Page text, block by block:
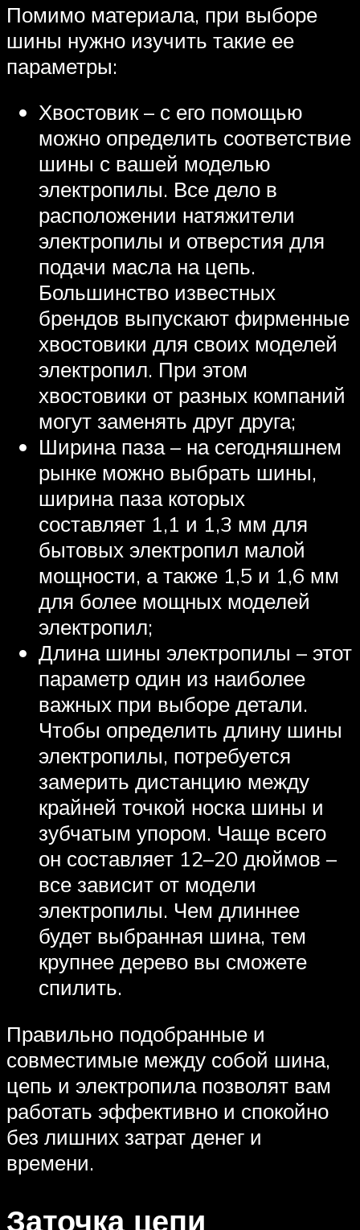
Помимо материала, при выборе
шины нужно изучить такие ее
параметры:
Хвостовик – с его помощью
можно определить соответствие
шины с вашей моделью
электропилы. Все дело в
расположении натяжители
электропилы и отверстия для
подачи масла на цепь.
Большинство известных
брендов выпускают фирменные
хвостовики для своих моделей
электропил. При этом
хвостовики от разных компаний
могут заменять друг друга;
Ширина паза – на сегодняшнем
рынке можно выбрать шины,
ширина паза которых
составляет 1,1 и 1,3 мм для
бытовых электропил малой
мощности, а также 1,5 и 1,6 мм
для более мощных моделей
электропил;
Длина шины электропилы – этот
параметр один из наиболее
важных при выборе детали.
Чтобы определить длину шины
электропилы, потребуется
замерить дистанцию между
крайней точкой носка шины и
зубчатым упором. Чаще всего
он составляет 12–20 дюймов –
все зависит от модели
электропилы. Чем длиннее
будет выбранная шина, тем
крупнее дерево вы сможете
спилить.
Правильно подобранные и
совместимые между собой шина,
цепь и электропила позволят вам
работать эффективно и спокойно
без лишних затрат денег и
времени.
Заточка цепи